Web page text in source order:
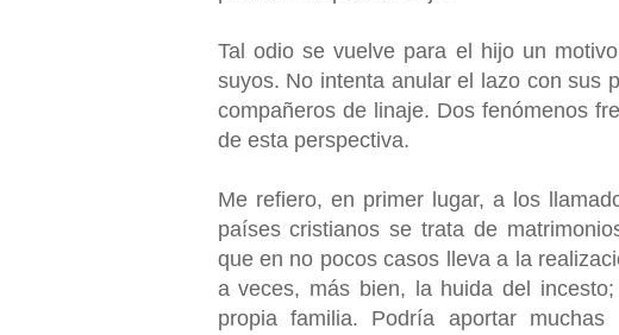
Tal odio se vuelve para el hijo un
suyos. No intenta anular el lazo con sus
compañeros de linaje. Dos fenómenos
de esta perspectiva.
Me refiero, en primer lugar, a los
países cristianos se trata de
que en no pocos casos lleva a la
a veces, más bien, la huida del
propia familia. Podría aportar